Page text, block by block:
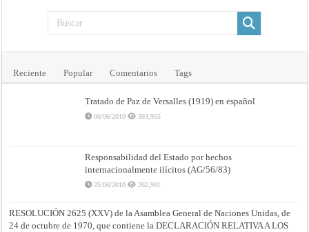
Reciente Popular Comentarios Tags
Tratado de Paz de Versalles (1919) en español
06/06/2010 393,955
Responsabilidad del Estado por hechos
internacionalmente ilícitos (AG/56/83)
25/06/2010 262,981
RESOLUCIÓN 2625 (XXV) de la Asamblea General de Naciones Unidas, de
24 de octubre de 1970, que contiene la DECLARACIÓN RELATIVA A LOS